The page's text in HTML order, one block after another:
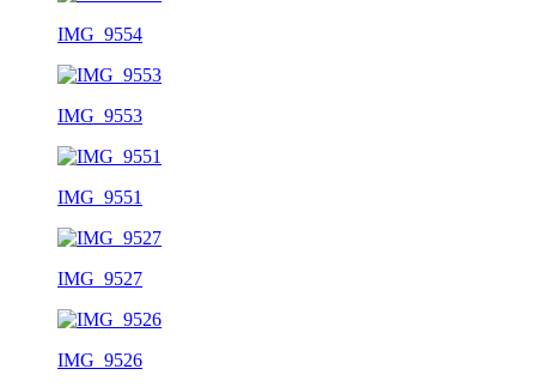
IMG_9554
IMG_9553
IMG_9551
IMG_9527
IMG_9526